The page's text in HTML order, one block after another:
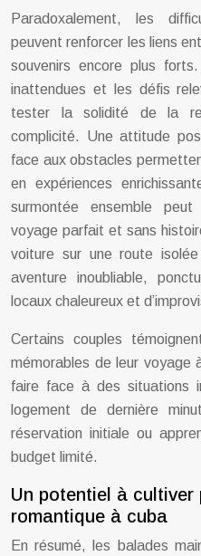
Paradoxalement, les
peuvent renforcer les liens
souvenirs encore plus
inattendues et les défis
tester la solidité de la
complicité. Une attitude
face aux obstacles
en expériences
surmontée ensemble
voyage parfait et sans
voiture sur une route
aventure inoubliable,
locaux chaleureux et
Certains couples
mémorables de leur voyage
faire face à des situations
logement de dernière
réservation initiale ou
budget limité.
Un potentiel à cultiver
romantique à cuba
En résumé, les balades